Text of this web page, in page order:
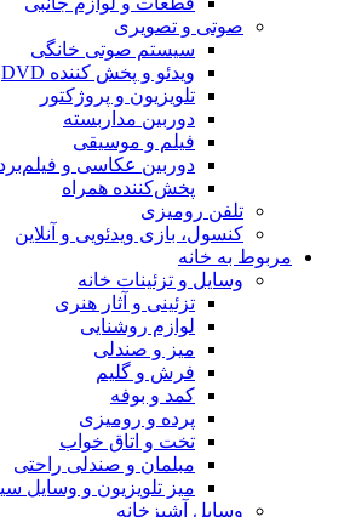
صوتی و تصویری
سیستم صوتی خانگی
ویدئو و پخش کننده DVD
تلویزیون و پروژکتور
دوربین مداربسته
فیلم و موسیقی
دوربین عکاسی و
پخش‌کننده همراه
تلفن رومیزی
کنسول، بازی‌ ویدئویی و آنلاین
مربوط به خانه
وسایل و تزئینات خانه
تزئینی و آثار هنری
لوازم روشنایی
میز و صندلی
فرش و گلیم
کمد و بوفه
پرده و رومیزی
تخت و اتاق خواب
مبلمان و صندلی راحتی
میز تلویزیون و وسایل
وسایل آشپزخانه